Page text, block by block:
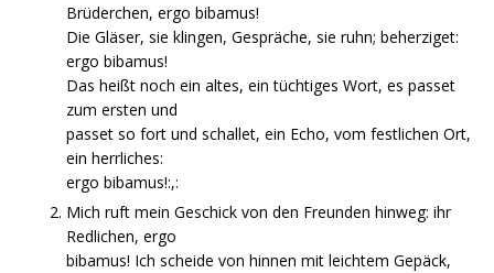
Brüderchen, ergo bibamus!
Die Gläser, sie klingen, Gespräche, sie ruhn; beherziget:
ergo bibamus!
Das heißt noch ein altes, ein tüchtiges Wort, es passet
zum ersten und
passet so fort und schallet, ein Echo, vom festlichen Ort,
ein herrliches:
ergo bibamus!:,:
Mich ruft mein Geschick von den Freunden hinweg: ihr
Redlichen, ergo
bibamus! Ich scheide von hinnen mit leichtem Gepäck,